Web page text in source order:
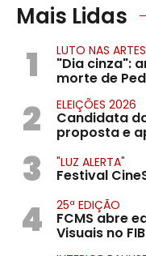
Mais Lidas
1 LUTO NAS ARTES
"Dia cinza":
morte de
2 ELEIÇÕES 2026
Candidata
proposta e
3 "LUZ ALERTA"
Festival
4 25ª EDIÇÃO
FCMS abre
Visuais no FIB